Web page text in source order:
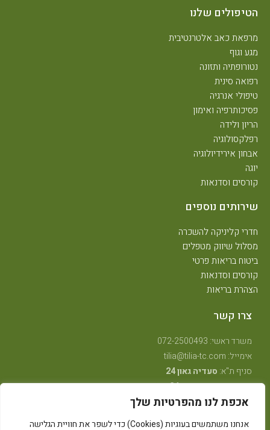
אכפת לנו מהפרטיות שלך
אנחנו משתמשים בעוגיות (Cookies) כדי לשפר את חוויית הגלישה
הטיפולים שלנו
מרפאת כאב אלטרנטיבית
מגע וגוף
נטורופתיה ותזונה
רפואה סינית
טיפולי אנרגיה
פסיכותרפיה ואימון
הריון ולידה
רפלקסולוגיה
אבחון אירידיולוגיה
יוגה
קורסים וסדנאות
שירותים נוספים
חדרי קליניקה להשכרה
מסלול שיווק מטפלים
ביטוח בריאות פרטי
קורסים וסדנאות
הצהרת בריאות
צרו קשר
משרד ראשי: 072-2500493
אימייל: tilia@tilia-tc.com
סניף ת"א: סעדיה גאון 24
סניף רמת גן:בן גוריון 24, קליניקה טיפולית.
סניף חיפה:טשרניחובסקי 35
(בנין אסטרא) קומה 3.